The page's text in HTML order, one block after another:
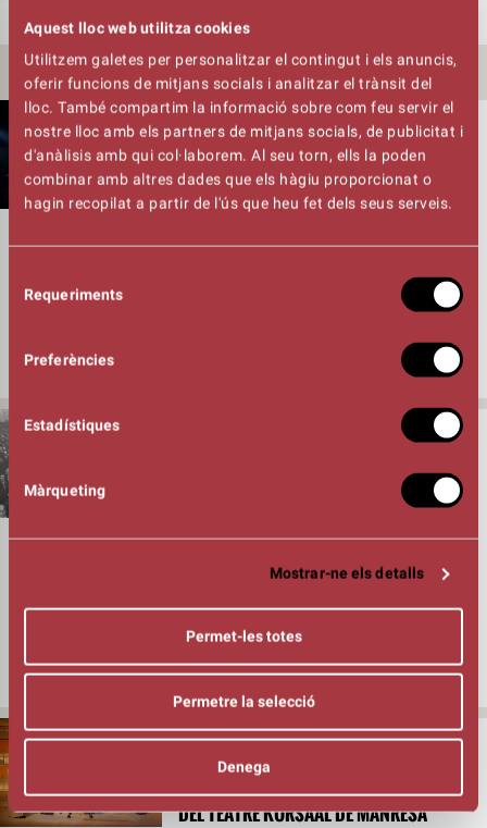
Aquest lloc web utilitza cookies
Utilitzem galetes per personalitzar el contingut i els anuncis,
oferir funcions de mitjans socials i analitzar el trànsit del
lloc. També compartim la informació sobre com feu servir el
nostre lloc amb els partners de mitjans socials, de publicitat i
d'anàlisis amb qui col·laborem. Al seu torn, ells la poden
combinar amb altres dades que els hàgiu proporcionat o
hagin recopilat a partir de l'ús que heu fet dels seus serveis.
Requeriments
Preferències
Estadístiques
Màrqueting
Mostrar-ne els detalls
Permet-les totes
Permetre la selecció
Denega
ALTRES NOTÍCIES
28/07/26
L’AULA D’ARTS ESCÈNIQUES DEL TEATRE
KURSAAL OBRE INSCRIPCIONS DEL
CURS 2026-27, I OFEREIX UN TALLER
ANUAL DE MAQUILLATGE COM A
NOVETAT
Les inscripcions per al curs 2026/2027 de l’Aula d’Arts Escèniques
del Kursaal ja estan obertes amb dotze grups que iniciaran les
oferta formativa municipal i de qualitat en el camp de les arts
escèniques que permet a l’alumnat descobrir i aprofundir [...]
SUPERA ELS 58.000 ESPECTADORS
AQUEST PRIMER SEMESTRE DEL 2026 EN
Kursaal de Manresa ha tancat el primer semestre del 2026. Unes
xifres molt satisfactòries, tant pel que fa a públic -que es manté
per sobre dels 55.000 espectadors des de fa 4 anys- com,
sobretot, pel nombre d’espectacles i de funcions, que han [...]
11/06/26
AQUEST DISSABTE, A LA VENDA ELS
ESPECTACLES DE LA PROPERA TARDOR
DEL TEATRE KURSAAL DE MANRESA